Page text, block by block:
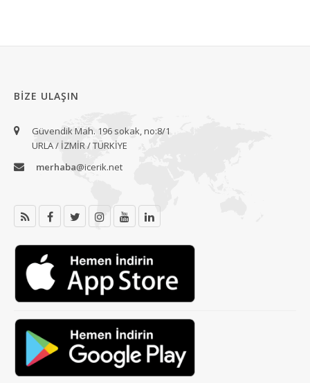
BIZE ULAŞIN
Güvendik Mah. 196 sokak, no:8/1
URLA / İZMİR / TÜRKİYE
merhaba@icerik.net